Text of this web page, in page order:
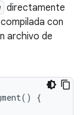
directamente
con
archivo de
() {